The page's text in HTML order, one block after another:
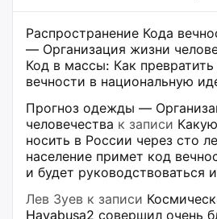
Распространение Кода
— Организация жизни
Код в массы: Как
вечности в национальную
Прогноз одежды —
человечества к записи
носить в России через сто
население примет код
и будет руководствоваться
Лев Зуев к записи
Hayabusa2 совершил очень